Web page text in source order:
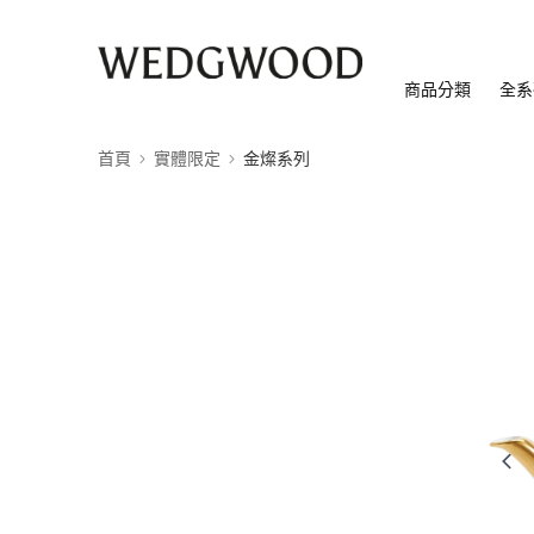
商品分類 全
首頁 實體限定 金燦系列